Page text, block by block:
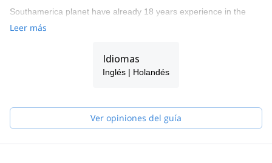
Southamerica planet have already 18 years experience in the
travel industry. We started 18 years ago in cusco. We like to show
with professional tour leader.Read our clients travel reports, all
speaking guides.
Your good holiday is our best promotion!
Leer más
Idiomas
Inglés | Holandés
Ver opiniones del guía